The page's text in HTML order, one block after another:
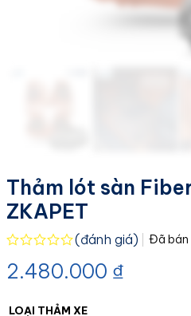
Thảm lót sàn
ZKAPET
xếp
5
(đánh giá) Đã bán
2.480.000 ₫
LOẠI THẢM XE